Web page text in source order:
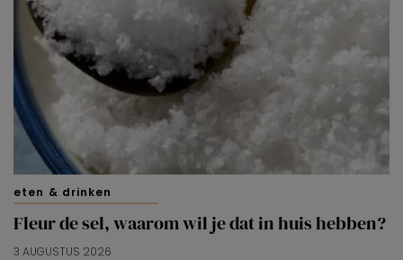
eten & drinken
Fleur de sel, waarom wil je dat in huis hebben?
3 AUGUSTUS 2026